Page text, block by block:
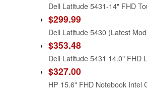
$299.99
$353.48
$327.00